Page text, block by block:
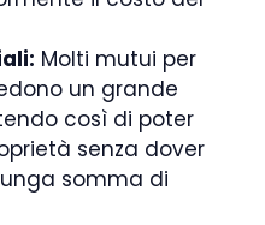
Molti mutui per
un grande
così di poter
senza dover
somma di